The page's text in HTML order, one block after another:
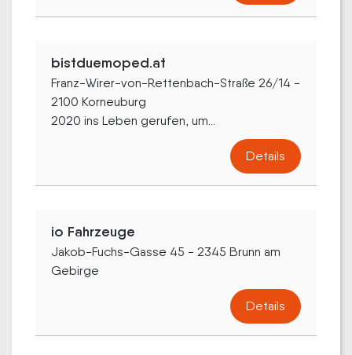
bistduemoped.at
Franz-Wirer-von-Rettenbach-Straße 26/14 -
2100 Korneuburg
2020 ins Leben gerufen, um...
Details
io Fahrzeuge
Jakob-Fuchs-Gasse 45 - 2345 Brunn am
Gebirge
Details